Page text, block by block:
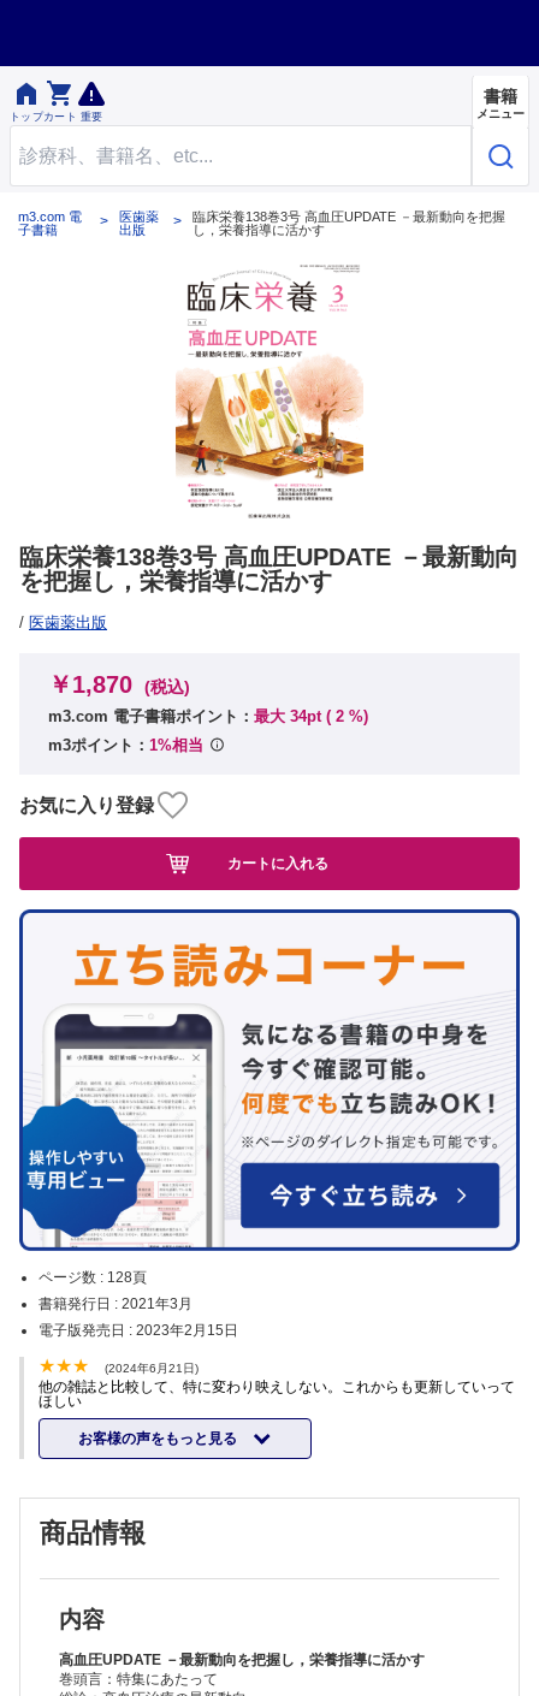

トップ

カート 重要
書籍
メニュー
m3.com 電
子書籍
医歯薬
出版
臨床栄養138巻3号 高血圧UPDATE －最新動向を把握
し，栄養指導に活かす
臨床栄養138巻3号 高血圧UPDATE －最新動向
を把握し，栄養指導に活かす
/ 医歯薬出版
ページ数 : 128頁
書籍発行日 : 2021年3月
電子版発売日 : 2023年2月15日
(2024年6月21日)
他の雑誌と比較して、特に変わり映えしない。これからも更新していって
ほしい
お客様の声をもっと見る
￥1,870 (税込)
m3.com 電子書籍ポイント： 最大 34pt ( 2 %)
m3ポイント： 1%相当
お気に入り登録
カートに入れる
商品情報
内容
高血圧UPDATE －最新動向を把握し，栄養指導に活かす
巻頭言：特集にあたって